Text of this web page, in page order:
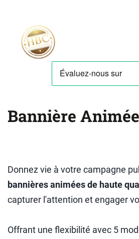
Bannière Animée
Donnez vie à votre campagne
bannières animées de haute
capturer l'attention et engager
Offrant une flexibilité avec 5